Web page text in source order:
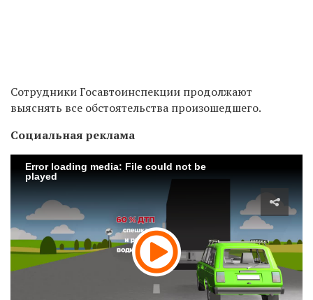
Сотрудники Госавтоинспекции продолжают
выяснять все обстоятельства произошедшего.
Социальная реклама
Error loading media: File could not be
played